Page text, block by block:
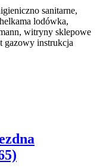
sanitarne,
lodówka,
witryny sklepowe
gazowy instrukcja